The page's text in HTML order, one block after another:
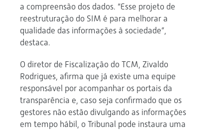
a compreensão dos dados. “Esse projeto de
reestruturação do SIM é para melhorar a
qualidade das informações à sociedade”,
destaca.
O diretor de Fiscalização do TCM, Zivaldo
Rodrigues, afirma que já existe uma equipe
responsável por acompanhar os portais da
transparência e, caso seja confirmado que os
gestores não estão divulgando as informações
em tempo hábil, o Tribunal pode instaura uma